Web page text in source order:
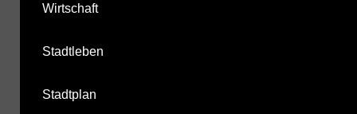
Wirtschaft
Stadtleben
Stadtplan